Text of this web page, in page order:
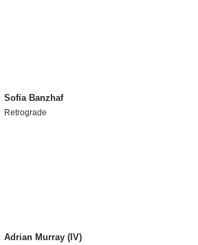
Sofia Banzhaf
Retrograde
Adrian Murray (IV)